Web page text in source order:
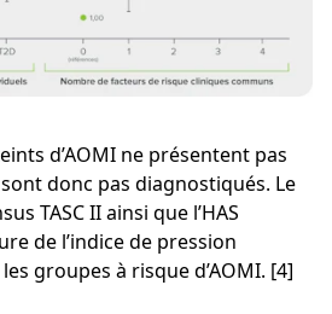
d’AOMI ne présentent pas
donc pas diagnostiqués. Le
TASC II ainsi que l’HAS
de l’indice de pression
groupes à risque d’AOMI. [4]